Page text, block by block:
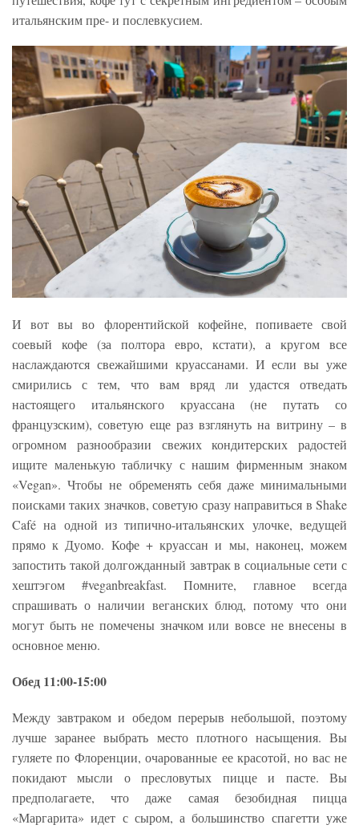
итальянским пре- и послевкусием.
И вот вы во флорентийской кофейне, попиваете свой
соевый кофе (за полтора евро, кстати), а кругом все
наслаждаются свежайшими круассанами. И если вы уже
смирились с тем, что вам вряд ли удастся отведать
настоящего итальянского круассана (не путать со
французским), советую еще раз взглянуть на витрину – в
огромном разнообразии свежих кондитерских радостей
ищите маленькую табличку с нашим фирменным знаком
«Vegan». Чтобы не обременять себя даже минимальными
поисками таких значков, советую сразу направиться в Shake
Café на одной из типично-итальянских улочке, ведущей
прямо к Дуомо. Кофе + круассан и мы, наконец, можем
запостить такой долгожданный завтрак в социальные сети с
хештэгом #veganbreakfast. Помните, главное всегда
спрашивать о наличии веганских блюд, потому что они
могут быть не помечены значком или вовсе не внесены в
основное меню.
Обед 11:00-15:00
Между завтраком и обедом перерыв небольшой, поэтому
лучше заранее выбрать место плотного насыщения. Вы
гуляете по Флоренции, очарованные ее красотой, но вас не
покидают мысли о пресловутых пицце и пасте. Вы
предполагаете, что даже самая безобидная пицца
«Маргарита» идет с сыром, а большинство спагетти уже